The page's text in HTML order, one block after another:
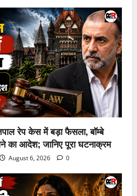
रेप केस में बड़ा फैसला, बॉम्बे
का आदेश; जानिए पूरा घटनाक्रम
August 6, 2026 0